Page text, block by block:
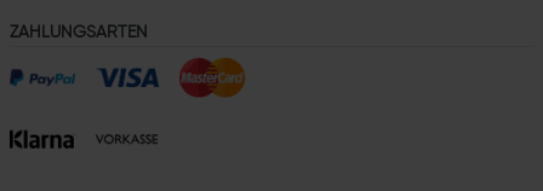
ZAHLUNGSARTEN